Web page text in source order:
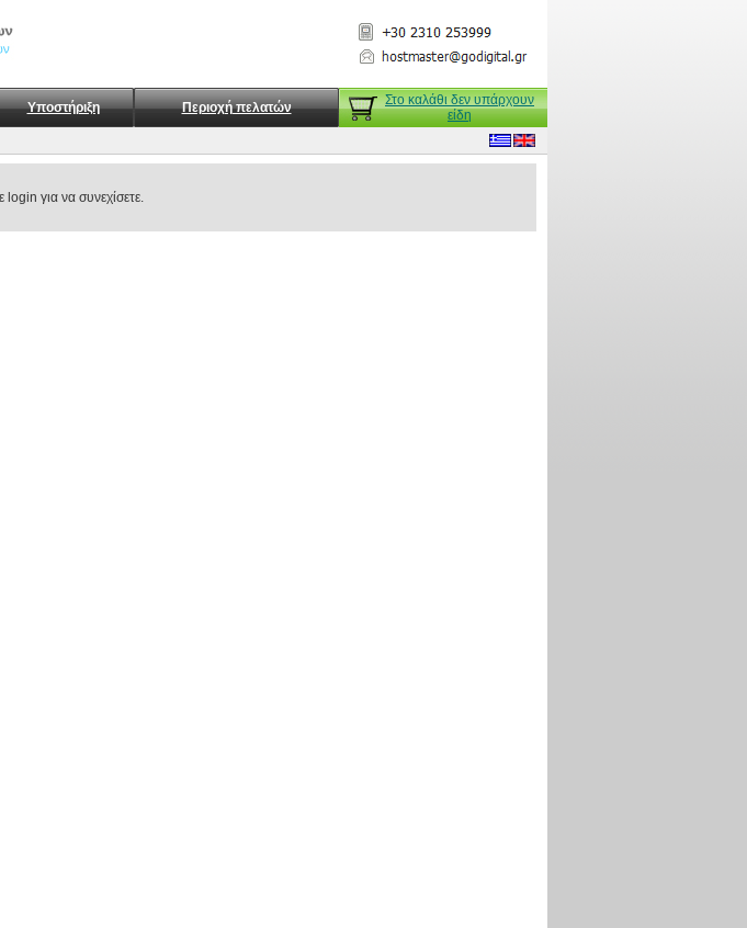
Υποστήριξη Περιοχή πελατών
Στο καλάθι δεν υπάρχουν
είδη
login για να συνεχίσετε.